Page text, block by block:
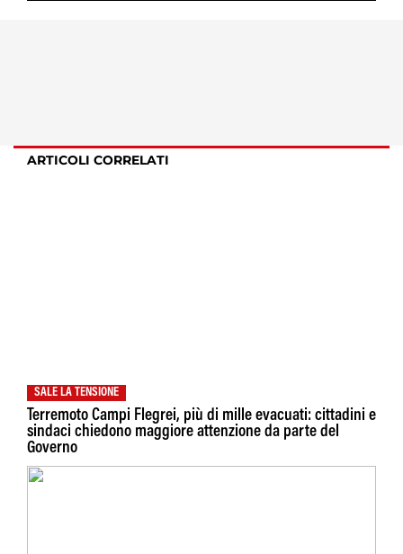
ARTICOLI CORRELATI
SALE LA TENSIONE
Terremoto Campi Flegrei, più di mille evacuati: cittadini e
sindaci chiedono maggiore attenzione da parte del
Governo